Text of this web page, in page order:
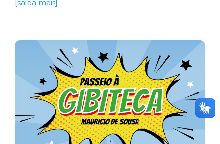
[saiba mais]